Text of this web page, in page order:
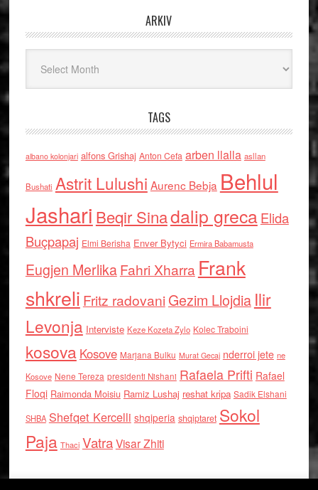
ARKIV
TAGS
albano kolonjari alfons Grishaj Anton Cefa arben llalla asllan
Bushati Astrit Lulushi Aurenc Bebja Behlul
Jashari Beqir Sinadalip grecaElida
Buçpapaj Elmi Berisha Enver Bytyci Ermira Babamusta
Eugjen MerlikaFahri Xharra Frank
shkreli Fritz radovaniGezim Llojdia Ilir
Levonja Interviste Keze Kozeta Zylo Kolec Traboini
kosova Kosove Marjana Bulku Murat Gecaj nderroi jete ne
Kosove Nene Tereza presidenti Nishani Rafaela Prifti Rafael
Floqi Raimonda Moisiu Ramiz Lushaj reshat kripa Sadik Elshani
SHBA Shefqet Kercelli shqiperia shqiptaret Sokol
Paja Thaci VatraVisar Zhiti